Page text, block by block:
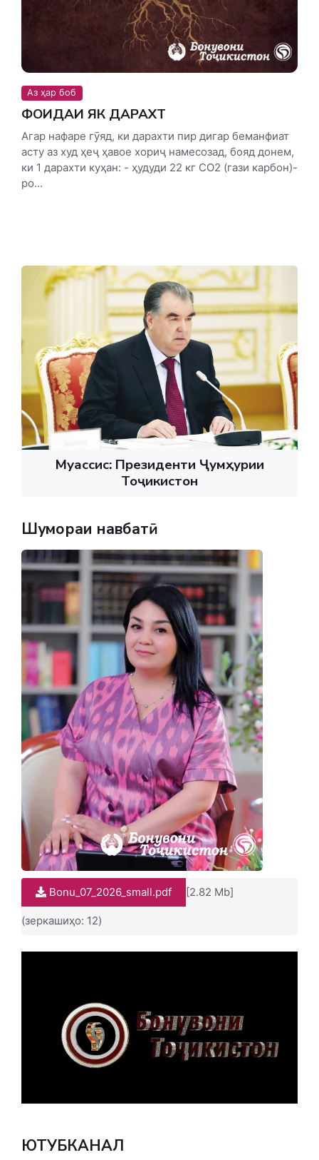
Аз ҳар боб
ФОИДАИ ЯК ДАРАХТ
Агар нафаре гӯяд, ки дарахти пир дигар беманфиат
асту аз худ ҳеҷ ҳавое хориҷ намесозад, бояд донем,
ки 1 дарахти куҳан: - ҳудуди 22 кг СО2 (гази карбон)-
ро...
Муассис: Президенти Ҷумҳурии
Тоҷикистон
Шумораи навбатӣ
Bonu_07_2026_small.pdf [2.82 Mb]
(зеркашиҳо: 12)
ЮТУБКАНАЛ